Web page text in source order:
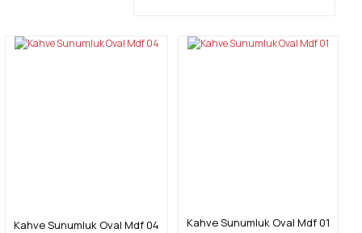
Kahve Sunumluk Oval Mdf 04 Kahve Sunumluk Oval Mdf 01